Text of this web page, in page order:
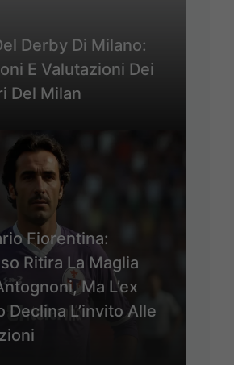
Derby Di Milano:
E Valutazioni Dei
Del Milan
Fiorentina:
Ritira La Maglia
Ma L’ex
Declina L’invito Alle